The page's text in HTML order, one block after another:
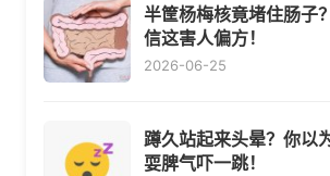
半筐杨梅核竟堵住肠子
信这害人偏方！
2026-06-25
蹲久站起来头晕？你以
耍脾气吓一跳！